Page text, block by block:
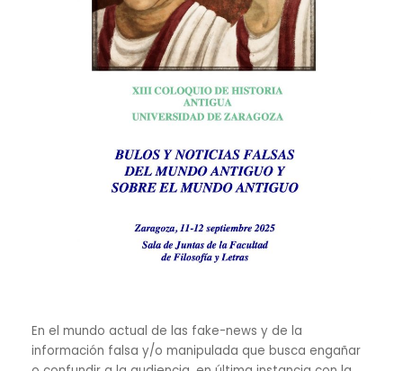
En el mundo actual de las fake-news y de la
información falsa y/o manipulada que busca engañar